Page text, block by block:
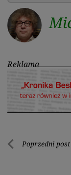
Reklama
Nawigacja
Poprzedni post